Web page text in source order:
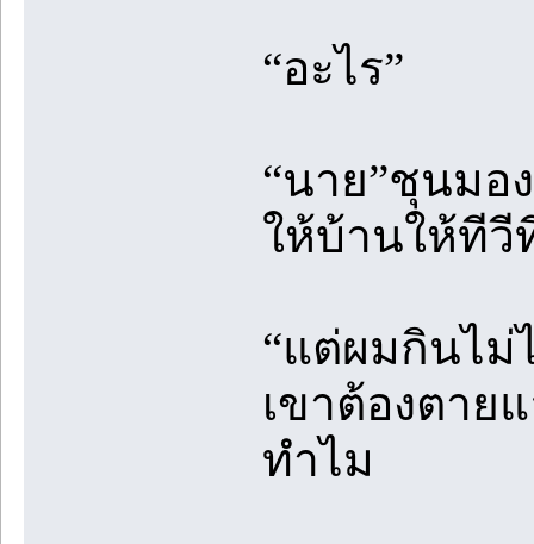
“อะไร”
“นาย”ชุนมอ
ให้บ้านให้ทีวี
“แต่ผมกินไม่
เขาต้องตาย
ทำไม